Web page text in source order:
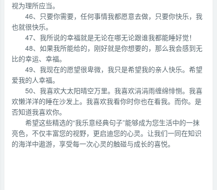
视为理所应当。
46、只要你需要，任何事情我都愿意去做，只要你快乐，我
也就很快乐。
47、我所说的幸福就是无论在哪无论跟谁我都能睡好觉！
48、如果我所能给的，刚好就是你想要的，那么我会感到无
比的幸运、幸福。
49、我现在的愿望很卑微，我只是希望我的亲人快乐。希望
爱我的人幸福。
50、我喜欢大太阳晴空万里。我喜欢涓涓雨缠绵悱恻。我喜
欢懒洋洋的睡在沙发上。我喜欢我看你时你也在看我。而你。是
否知道我喜欢你。
希望这些精选的“我乐意经典句子”能够成为您生活中的一抹
亮色，不仅丰富您的视野，更启迪您的心灵。让我们一同在知识
的海洋中遨游，享受每一次心灵的触碰与成长的喜悦。